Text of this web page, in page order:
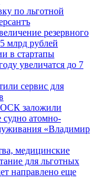
по льготной
резервного
млрд рублей
в стартапы
увеличатся до 7
сервис для
ОСК заложили
атомно-
«Владимир
медицинские
для льготных
направлено еще